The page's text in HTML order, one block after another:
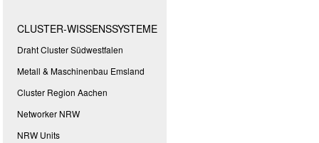
CLUSTER-WISSENSSYSTEME
Draht Cluster Südwestfalen
Metall & Maschinenbau Emsland
Cluster Region Aachen
Networker NRW
NRW Units